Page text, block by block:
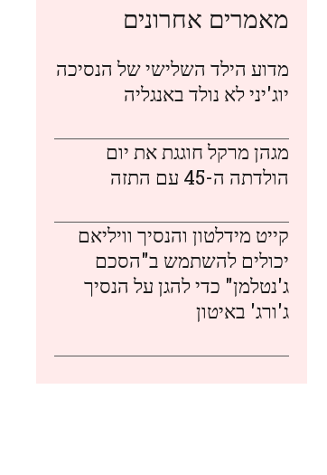
מאמרים אחרונים
מדוע הילד השלישי של הנסיכה
יוג'יני לא נולד באנגליה
מגהן מרקל חוגגת את יום
הולדתה ה-45 עם התזה
קייט מידלטון והנסיך וויליאם
יכולים להשתמש ב"הסכם
ג'נטלמן" כדי להגן על הנסיך
ג'ורג' באיטון